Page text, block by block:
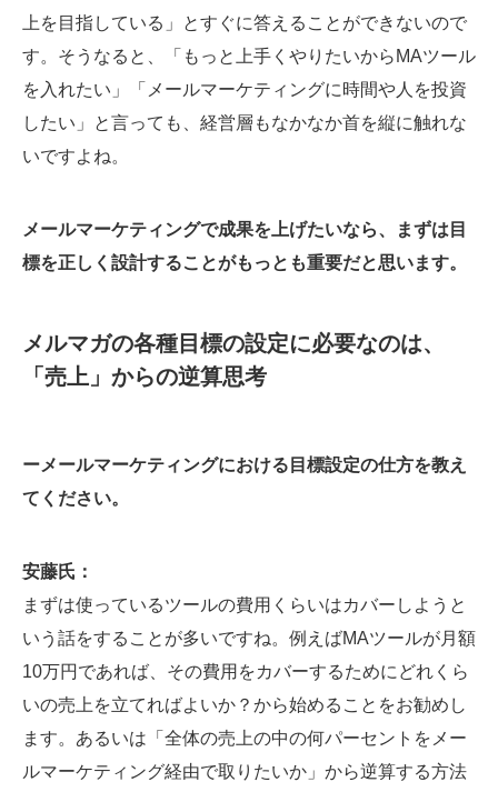
上を目指している」とすぐに答えることができないので
す。そうなると、「もっと上手くやりたいからMAツール
を入れたい」「メールマーケティングに時間や人を投資
したい」と言っても、経営層もなかなか首を縦に触れな
いですよね。
メールマーケティングで成果を上げたいなら、まずは目
標を正しく設計することがもっとも重要だと思います。
メルマガの各種目標の設定に必要なのは、
「売上」からの逆算思考
ーメールマーケティングにおける目標設定の仕方を教え
てください。
安藤氏：
まずは使っているツールの費用くらいはカバーしようと
いう話をすることが多いですね。例えばMAツールが月額
10万円であれば、その費用をカバーするためにどれくら
いの売上を立てればよいか？から始めることをお勧めし
ます。あるいは「全体の売上の中の何パーセントをメー
ルマーケティング経由で取りたいか」から逆算する方法